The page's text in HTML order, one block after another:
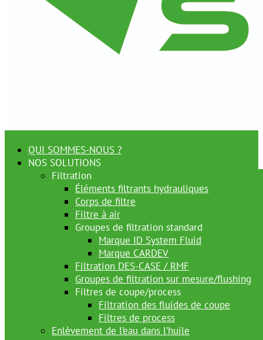
QUI SOMMES-NOUS ?
NOS SOLUTIONS
Filtration
Éléments filtrants hydrauliques
Corps de filtre
Filtre à air
Groupes de filtration standard
Marque ID System Fluid
Marque CARDEV
Filtration DES-CASE / RMF
Groupes de filtration sur mesure/flushing
Filtres de coupe/process
Filtration des fluides de coupe
Filtres de process
Enlèvement de l’eau dans l’huile